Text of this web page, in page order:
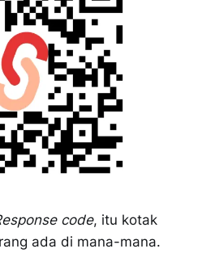
code, itu kotak
ada di mana-mana.